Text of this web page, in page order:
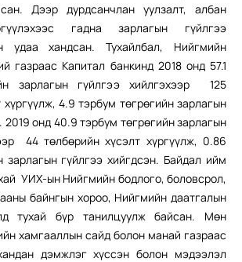
Дээр дурдсанчлан уулзалт, албан
гадна зарлагын гүйлгээ
удаа хандсан. Тухайлбал, Нийгмийн
газраас Капитал банкинд 2018 онд 57.1
зарлагын гүйлгээ хийлгэхээр 125
хүргүүлж, 4.9 тэрбум төгрөгийн зарлагын
2019 онд 40.9 тэрбум төгрөгийн зарлагын
44 төлбөрийн хүсэлт хүргүүлж, 0.86
зарлагын гүйлгээ хийгдсэн. Байдал ийм
УИХ-ын Нийгмийн бодлого, боловсрол,
байнгын хороо, Нийгмийн даатгалын
тухай бүр танилцуулж байсан. Мөн
хамгааллын сайд болон манай газраас
дэмжлэг хүссэн болон мэдээлэл